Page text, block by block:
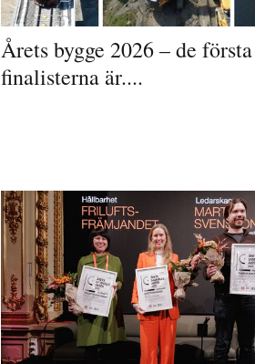
Årets bygge 2026 – de första
finalisterna är....